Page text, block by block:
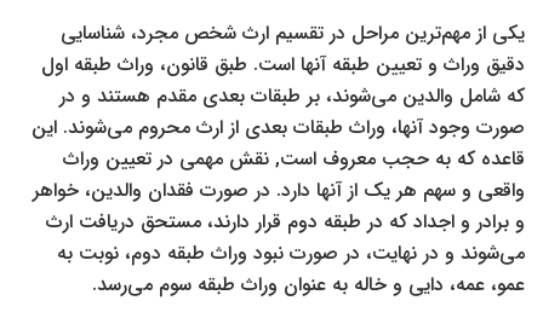
یکی از مهم‌ترین مراحل در تقسیم ارث شخص مجرد، شناسایی
دقیق وراث و تعیین طبقه آنها است. طبق قانون، وراث طبقه اول
که شامل والدین می‌شوند، بر طبقات بعدی مقدم هستند و در
صورت وجود آنها، وراث طبقات بعدی از ارث محروم می‌شوند. این
قاعده که به حجب معروف است, نقش مهمی در تعیین وراث
واقعی و سهم هر یک از آنها دارد. در صورت فقدان والدین، خواهر
و برادر و اجداد که در طبقه دوم قرار دارند، مستحق دریافت ارث
می‌شوند و در نهایت، در صورت نبود وراث طبقه دوم، نوبت به
عمو، عمه، دایی و خاله به عنوان وراث طبقه سوم می‌رسد.